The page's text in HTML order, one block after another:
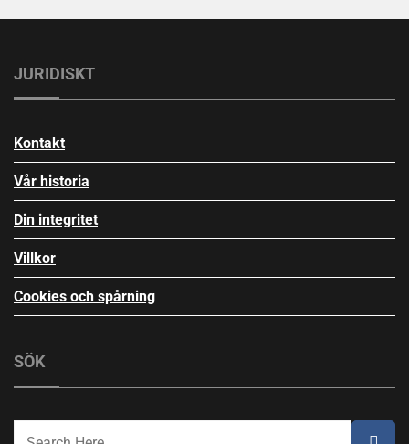
JURIDISKT
Kontakt
Vår historia
Din integritet
Villkor
Cookies och spårning
SÖK